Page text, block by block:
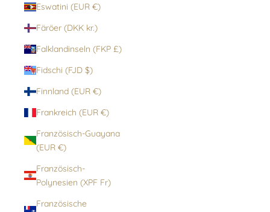
Eswatini (EUR €)
Färöer (DKK kr.)
Falklandinseln (FKP £)
Fidschi (FJD $)
Finnland (EUR €)
Frankreich (EUR €)
Französisch-Guayana
(EUR €)
Französisch-
Polynesien (XPF Fr)
Französische